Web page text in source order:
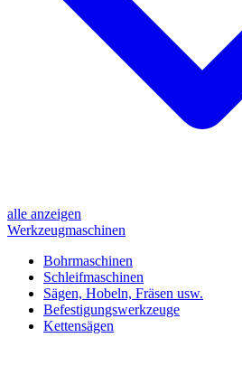
alle anzeigen
Werkzeugmaschinen
Bohrmaschinen
Schleifmaschinen
Sägen, Hobeln, Fräsen usw.
Befestigungswerkzeuge
Kettensägen